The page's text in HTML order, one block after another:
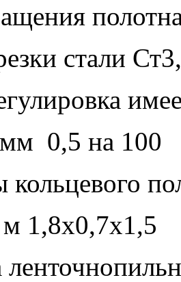
стали
0,5 на 100
кольцевого
1,8х0,7х1,5